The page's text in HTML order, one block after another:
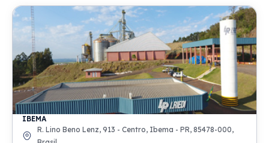
IBEMA
R. Lino Beno Lenz, 913 - Centro, Ibema - PR, 85478-000,